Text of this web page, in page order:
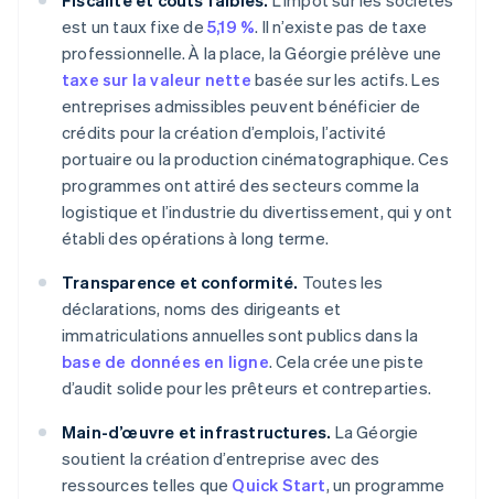
est un taux fixe de 5,19 %. Il n’existe pas de taxe
professionnelle. À la place, la Géorgie prélève une
taxe sur la valeur nette basée sur les actifs. Les
entreprises admissibles peuvent bénéficier de
crédits pour la création d’emplois, l’activité
portuaire ou la production cinématographique. Ces
programmes ont attiré des secteurs comme la
logistique et l’industrie du divertissement, qui y ont
établi des opérations à long terme.
Transparence et conformité. Toutes les
déclarations, noms des dirigeants et
immatriculations annuelles sont publics dans la
base de données en ligne. Cela crée une piste
d’audit solide pour les prêteurs et contreparties.
Main-d’œuvre et infrastructures. La Géorgie
soutient la création d’entreprise avec des
ressources telles que Quick Start, un programme